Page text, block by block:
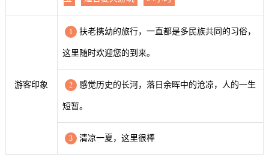
游客印象
1 扶老携幼的旅行，一直都是多民族共同的习俗，
这里随时欢迎您的到来。
2 感觉历史的长河，落日余晖中的沧凉，人的一生
短暂。
3 清凉一夏，这里很棒